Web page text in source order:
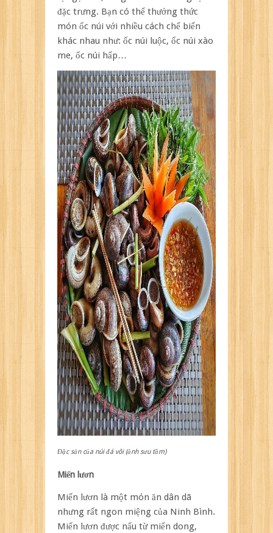
đặc trưng. Bạn có thể thưởng thức
món ốc núi với nhiều cách chế biến
khác nhau như: ốc núi luộc, ốc núi xào
me, ốc núi hấp…
Đặc sản của núi đá vôi (ảnh sưu tầm)
Miến lươn
Miến lươn là một món ăn dân dã
nhưng rất ngon miệng của Ninh Bình.
Miến lươn được nấu từ miến dong,